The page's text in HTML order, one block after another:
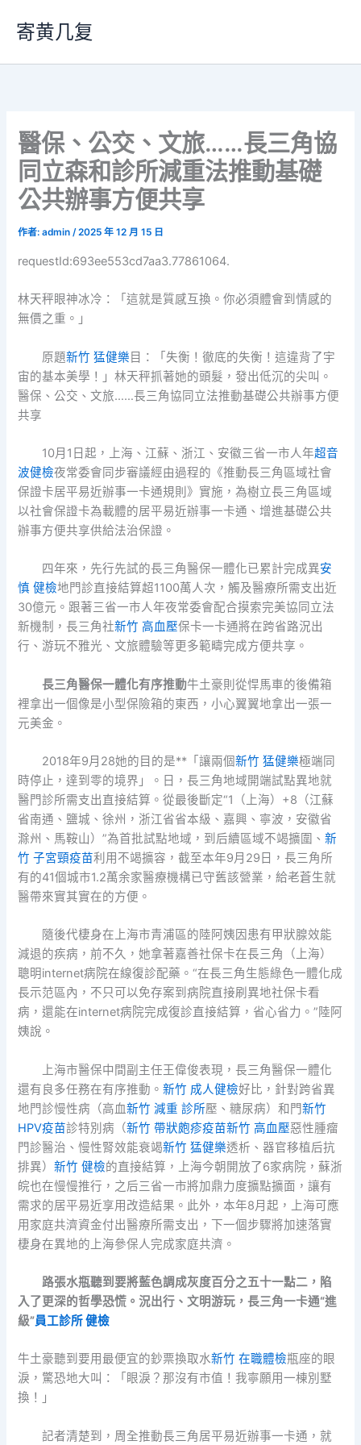
要
寄黄几复
醫保、公交、文旅……長三角協
同立森和診所減重法推動基礎
公共辦事方便共享
作者:admin/2025 年 12 月 15 日
requestId:693ee553cd7aa3.77861064.
林天秤眼神冰冷：「這就是質感互換。你必須體會到情感的
無價之重。」
原題新竹 猛健樂 目：「失衡！徹底的失衡！這違背了宇
宙的基本美學！」林天秤抓著她的頭髮，發出低沉的尖叫。
醫保、公交、文旅……長三角協同立法推動基礎公共辦事方便
共享
10月1日起，上海、江蘇、浙江、安徽三省一市人年超音
波健檢夜常委會同步審議經由過程的《推動長三角區域社會
保證卡居平易近辦事一卡通規則》實施，為樹立長三角區域
以社會保證卡為載體的居平易近辦事一卡通、增進基礎公共
辦事方便共享供給法治保證。
四年來，先行先試的長三角醫保一體化已累計完成異安
慎 健檢地門診直接結算超1100萬人次，觸及醫療所需支出近
30億元。跟著三省一市人年夜常委會配合摸索完美協同立法
新機制，長三角社新竹 高血壓保卡一卡通將在跨省路況出
行、游玩不雅光、文旅體驗等更多範疇完成方便共享。
長三角醫保一體化有序推動牛土豪則從悍馬車的後備箱
裡拿出一個像是小型保險箱的東西，小心翼翼地拿出一張一
元美金。
2018年9月28她的目的是**「讓兩個新竹 猛健樂極端同
時停止，達到零的境界」。日，長三角地域開端試點異地就
醫門診所需支出直接結算。從最後斷定“1（上海）+8（江蘇
省南通、鹽城、徐州，浙江省省本級、嘉興、寧波，安徽省
滁州、馬鞍山）”為首批試點地域，到后續區域不竭擴圍、新
竹 子宮頸疫苗利用不竭擴容，截至本年9月29日，長三角所
有的41個城市1.2萬余家醫療機構已守舊該營業，給老蒼生就
醫帶來實其實在的方便。
隨後代棲身在上海市青浦區的陸阿姨因患有甲狀腺效能
減退的疾病，前不久，她拿著嘉善社保卡在長三角（上海）
聰明internet病院在線復診配藥。“在長三角生態綠色一體化成
長示范區內，不只可以免存案到病院直接刷異地社保卡看
病，還能在internet病院完成復診直接結算，省心省力。”陸阿
姨說。
上海市醫保中間副主任王偉俊表現，長三角醫保一體化
還有良多任務在有序推動。新竹 成人健檢好比，針對跨省異
地門診慢性病（高血新竹 減重 診所壓、糖尿病）和門新竹
HPV疫苗診特別病（新竹 帶狀皰疹疫苗新竹 高血壓惡性腫瘤
門診醫治、慢性腎效能衰竭新竹 猛健樂透析、器官移植后抗
排異）新竹 健檢的直接結算，上海今朝開放了6家病院，蘇浙
皖也在慢慢推行，之后三省一市將加鼎力度擴點擴面，讓有
需求的居平易近享用改造結果。此外，本年8月起，上海可應
用家庭共濟資金付出醫療所需支出，下一個步驟將加速落實
棲身在異地的上海參保人完成家庭共濟。
路張水瓶聽到要將藍色調成灰度百分之五十一點二，陷
入了更深的哲學恐慌。況出行、文明游玩，長三角一卡通“進
級”員工診所 健檢
牛土豪聽到要用最便宜的鈔票換取水新竹 在職體檢瓶座的眼
淚，驚恐地大叫：「眼淚？那沒有市值！我寧願用一棟別墅
換！」
記者清楚到，周全推動長三角居平易近辦事一卡通，就